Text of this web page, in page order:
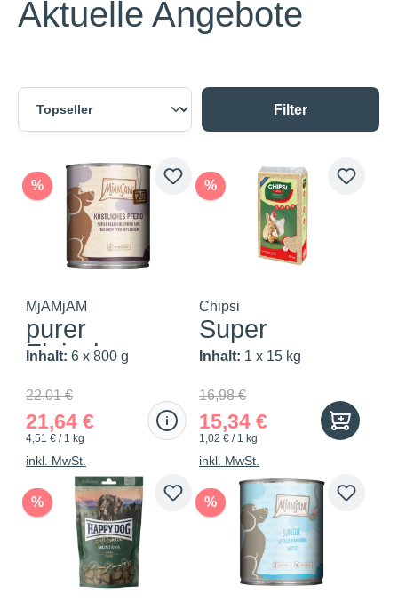
Aktuelle Angebote
Filter
%
MjAMjAM
purer
Fleischgenuss
Inhalt: 6 x 800 g
22,01 €
21,64 €
4,51 € / 1 kg
inkl. MwSt.
%
Chipsi
Super
Inhalt: 1 x 15 kg
16,98 €
15,34 €
1,02 € / 1 kg
inkl. MwSt.
% %